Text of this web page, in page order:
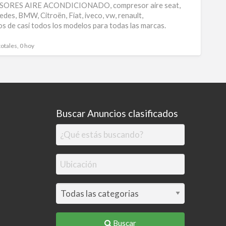
AIRE ACONDICIONADO, compresor aire seat,
BMW, Citroën, Fiat, iveco, vw, renault,
de casi todos los modelos para todas las marcas.
0 hoy
Buscar Anuncios clasificados
Buscar